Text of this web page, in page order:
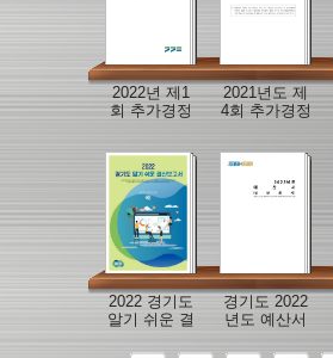
2022년 제1
회 추가경정
2021년도 제
4회 추가경정
2022 경기도
알기 쉬운 결
경기도 2022
년도 예산서